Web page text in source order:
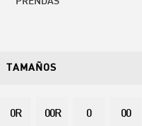
TAMAÑOS
0R 00R 0 00